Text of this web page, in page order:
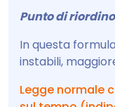
Punto di
In questa
instabili,
Legge normale